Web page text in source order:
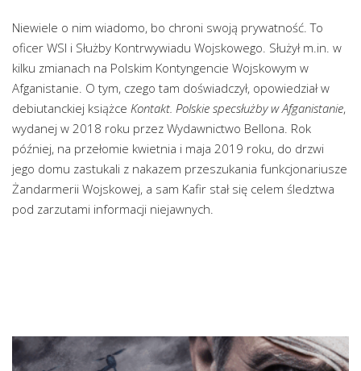
Niewiele o nim wiadomo, bo chroni swoją prywatność. To
oficer WSI i Służby Kontrwywiadu Wojskowego. Służył m.in. w
kilku zmianach na Polskim Kontyngencie Wojskowym w
Afganistanie. O tym, czego tam doświadczył, opowiedział w
debiutanckiej książce Kontakt. Polskie specsłużby w Afganistanie,
wydanej w 2018 roku przez Wydawnictwo Bellona. Rok
później, na przełomie kwietnia i maja 2019 roku, do drzwi
jego domu zastukali z nakazem przeszukania funkcjonariusze
Żandarmerii Wojskowej, a sam Kafir stał się celem śledztwa
pod zarzutami informacji niejawnych.